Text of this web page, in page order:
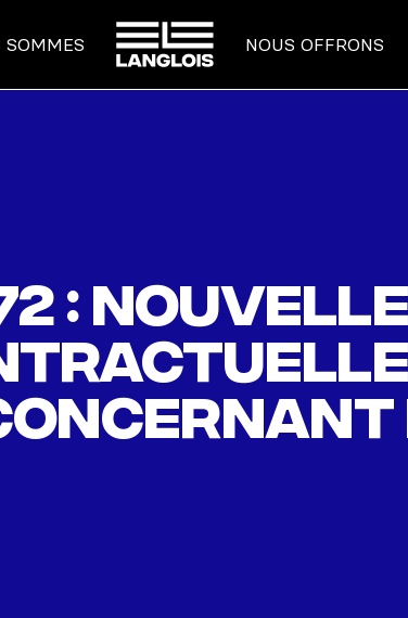
SOMMES
ACCUEIL
NOUS OFFRONS
: